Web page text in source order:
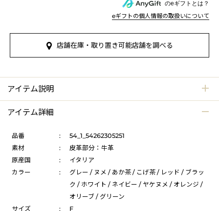
のeギフトとは？
eギフトの個人情報の取扱いについて
店舗在庫・取り置き可能店舗を調べる
アイテム説明
アイテム詳細
品番 :
54_1_54262305251
素材
:
皮革部分：牛革
原産国
:
イタリア
カラー
:
グレー / ヌメ / あか茶 / こげ茶 / レッド / ブラッ
ク / ホワイト / ネイビー / ヤケヌメ / オレンジ /
オリーブ / グリーン
サイズ
:
F